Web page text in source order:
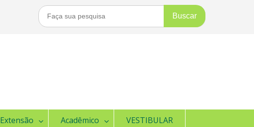
Buscar
Por:
Extensão Acadêmico VESTIBULAR